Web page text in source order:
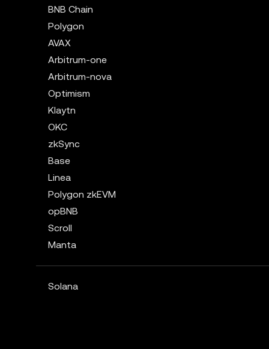
BNB Chain
Polygon
AVAX
Arbitrum-one
Arbitrum-nova
Optimism
Klaytn
OKC
zkSync
Base
Linea
Polygon zkEVM
opBNB
Scroll
Manta
Solana